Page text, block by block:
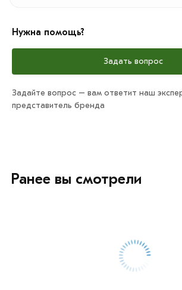
Нужна помощь?
Задать вопрос
Задайте вопрос – вам ответит наш
представитель бренда
Ранее вы смотрели